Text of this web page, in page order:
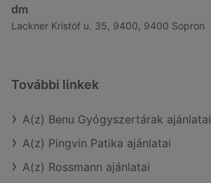
dm
Lackner Kristóf u. 35, 9400, 9400 Sopron
További linkek
A(z) Benu Gyógyszertárak ajánlatai
A(z) Pingvin Patika ajánlatai
A(z) Rossmann ajánlatai